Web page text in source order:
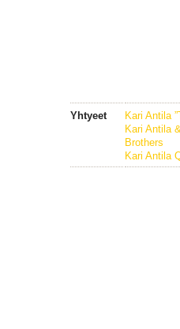
Yhtyeet
Kari Antila
Kari Antila
Brothers
Kari Antila